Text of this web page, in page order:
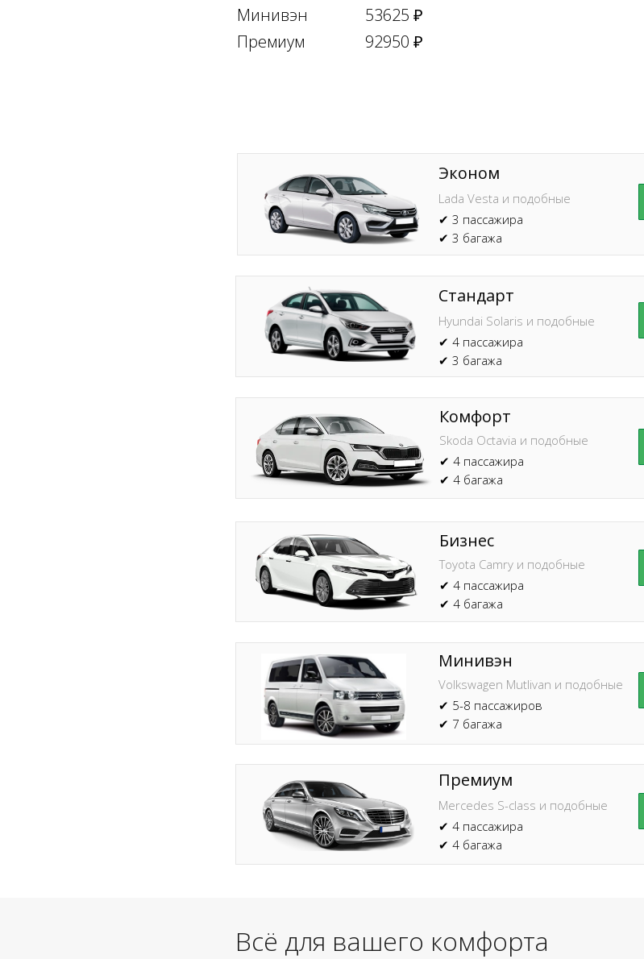
Минивэн
53625 ₽
Премиум
92950 ₽
Стандарт
Hyundai Solaris и подобные
✔ 4 пассажира
✔ 3 багажа
Бизнес
Toyota Camry и подобные
✔ 4 пассажира
✔ 4 багажа
Минивэн
Volkswagen Mutlivan и подобные
✔ 5-8 пассажиров
✔ 7 багажа
Премиум
Mercedes S-class и подобные
✔ 4 пассажира
✔ 4 багажа
Эконом
Lada Vesta и подобные
✔ 3 пассажира
✔ 3 багажа
Комфорт
Skoda Octavia и подобные
✔ 4 пассажира
✔ 4 багажа
Всё для вашего комфорта